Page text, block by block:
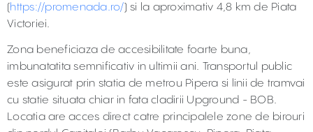
(https://promenada.ro/) si la aproximativ 4,8 km de Piata
Victoriei.
Zona beneficiaza de accesibilitate foarte buna,
imbunatatita semnificativ in ultimii ani. Transportul public
este asigurat prin statia de metrou Pipera si linii de tramvai
cu statie situata chiar in fata cladirii Upground - BOB.
Locatia are acces direct catre principalele zone de birouri